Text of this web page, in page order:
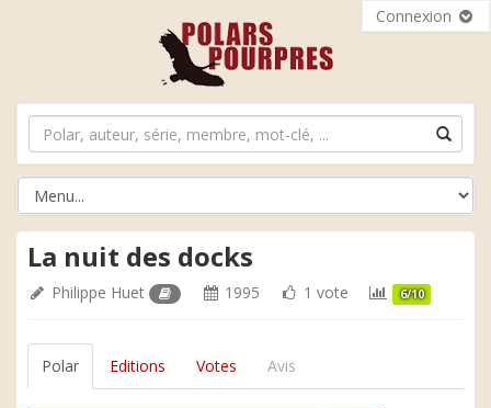
Connexion
La nuit des docks
Philippe Huet 1995 1 vote 6/10
Polar Editions Votes Avis